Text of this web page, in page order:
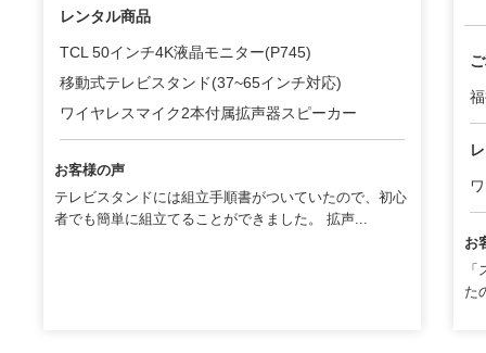
レンタル商品
TCL 50インチ4K液晶モニター(P745)
移動式テレビスタンド(37~65インチ対応)
ワイヤレスマイク2本付属拡声器スピーカー
お客様の声
テレビスタンドには組立手順書がついていたので、初心
者でも簡単に組立てることができました。 拡声...
お
た